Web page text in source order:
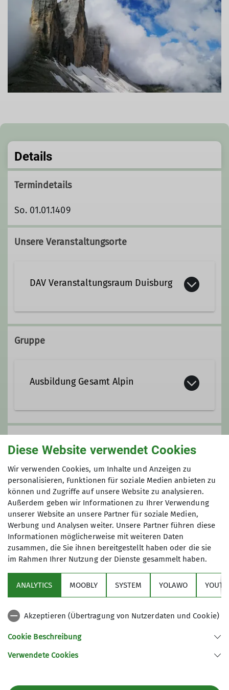
Details
Termindetails
So. 01.01.1409
Unsere Veranstaltungsorte
DAV Veranstaltungsraum Duisburg
Lösorter Straße 115
Gruppe
Ausbildung Gesamt Alpin
Sektionsmitglied: 30,- €
DAV-Mitglied: 40,- €
Nichtmitglied: 60,- €
Sektion
Service
Sektion Duisburg des Deutschen Alpenvereins e.V.
Diese Website verwendet Cookies
Wir verwenden Cookies, um Inhalte und Anzeigen zu
personalisieren, Funktionen für soziale Medien anbieten zu
können und Zugriffe auf unsere Website zu analysieren.
Außerdem geben wir Informationen zu Ihrer Verwendung
unserer Website an unsere Partner für soziale Medien,
Werbung und Analysen weiter. Unsere Partner führen diese
Informationen möglicherweise mit weiteren Daten
zusammen, die Sie ihnen bereitgestellt haben oder die sie
im Rahmen Ihrer Nutzung der Dienste gesammelt haben.
ANALYTICS MOOBLY SYSTEM YOLAWO
Akzeptieren (Übertragung von Nutzerdaten und Cookie)
Cookie Beschreibung
Verwendete Cookies